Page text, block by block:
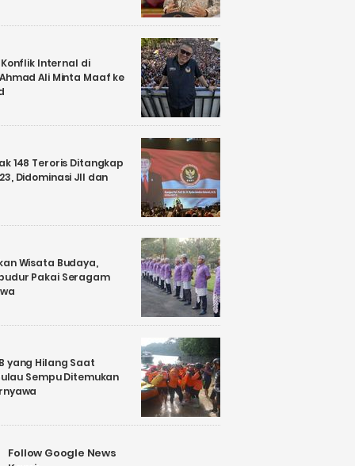
Internal di
Ali Minta Maaf ke
148 Teroris Ditangkap
Didominasi JII dan
Wisata Budaya,
Pakai Seragam
yang Hilang Saat
Sempu Ditemukan
Follow Google News